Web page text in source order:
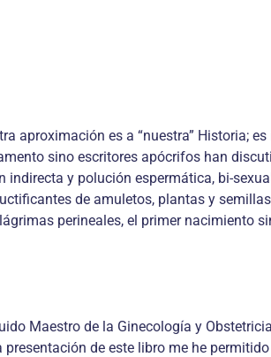
aproximación es a “nuestra” Historia;
sino escritores apócrifos han
y polución espermática, bi-
de amuletos, plantas y
perineales, el primer nacimiento
Maestro de la Ginecología y
de este libro me he